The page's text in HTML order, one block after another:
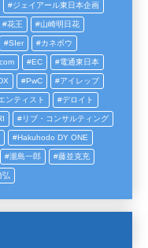
ジェイアール東日本企画
花王 山崎明日花
SIer カネボウ
EC 電通東日本
PwC アイレップ
ンティスト デロイト
リブ・コンサルティング
Hakuhodo DY ONE
瀧島一郎 藤並克充
弘